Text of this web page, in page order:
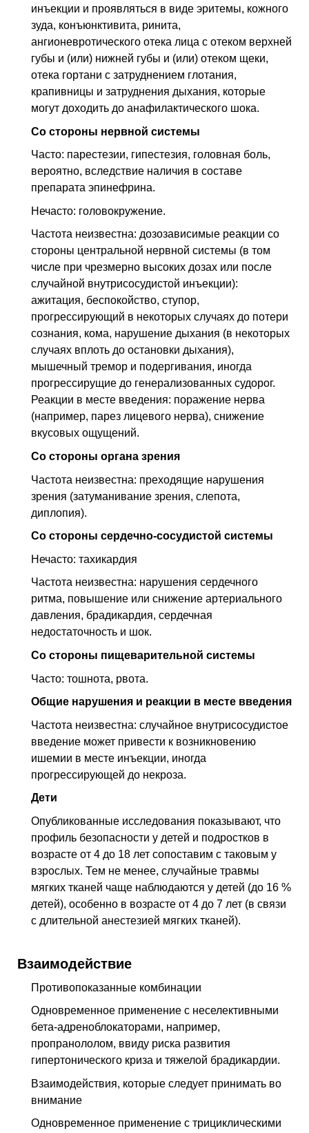
инъекции и проявляться в виде эритемы, кожного
зуда, конъюнктивита, ринита,
ангионевротического отека лица с отеком верхней
губы и (или) нижней губы и (или) отеком щеки,
отека гортани с затруднением глотания,
крапивницы и затруднения дыхания, которые
могут доходить до анафилактического шока.
Со стороны нервной системы
Часто: парестезии, гипестезия, головная боль,
вероятно, вследствие наличия в составе
препарата эпинефрина.
Нечасто: головокружение.
Частота неизвестна: дозозависимые реакции со
стороны центральной нервной системы (в том
числе при чрезмерно высоких дозах или после
случайной внутрисосудистой инъекции):
ажитация, беспокойство, ступор,
прогрессирующий в некоторых случаях до потери
сознания, кома, нарушение дыхания (в некоторых
случаях вплоть до остановки дыхания),
мышечный тремор и подергивания, иногда
прогрессирущие до генерализованных судорог.
Реакции в месте введения: поражение нерва
(например, парез лицевого нерва), снижение
вкусовых ощущений.
Со стороны органа зрения
Частота неизвестна: преходящие нарушения
зрения (затуманивание зрения, слепота,
диплопия).
Со стороны сердечно-сосудистой системы
Нечасто: тахикардия
Частота неизвестна: нарушения сердечного
ритма, повышение или снижение артериального
давления, брадикардия, сердечная
недостаточность и шок.
Со стороны пищеварительной системы
Часто: тошнота, рвота.
Общие нарушения и реакции в месте введения
Частота неизвестна: случайное внутрисосудистое
введение может привести к возникновению
ишемии в месте инъекции, иногда
прогрессирующей до некроза.
Дети
Опубликованные исследования показывают, что
профиль безопасности у детей и подростков в
возрасте от 4 до 18 лет сопоставим с таковым у
взрослых. Тем не менее, случайные травмы
мягких тканей чаще наблюдаются у детей (до 16 %
детей), особенно в возрасте от 4 до 7 лет (в связи
с длительной анестезией мягких тканей).
Взаимодействие
Противопоказанные комбинации
Одновременное применение с неселективными
бета-адреноблокаторами, например,
пропранололом, ввиду риска развития
гипертонического криза и тяжелой брадикардии.
Взаимодействия, которые следует принимать во
внимание
Одновременное применение с трициклическими